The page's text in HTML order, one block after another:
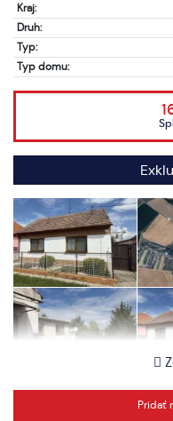
Kraj:
Druh:
Typ:
Typ domu:
Pridať